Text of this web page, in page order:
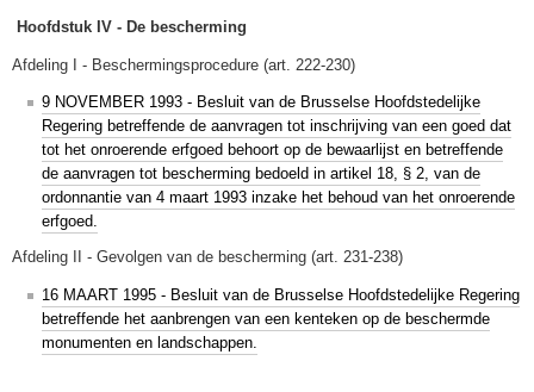
Hoofdstuk IV - De bescherming
Afdeling I - Beschermingsprocedure (art. 222-230)
9 NOVEMBER 1993 - Besluit van de Brusselse Hoofdstedelijke
Regering betreffende de aanvragen tot inschrijving van een goed dat
tot het onroerende erfgoed behoort op de bewaarlijst en betreffende
de aanvragen tot bescherming bedoeld in artikel 18, § 2, van de
ordonnantie van 4 maart 1993 inzake het behoud van het onroerende
erfgoed.
Afdeling II - Gevolgen van de bescherming (art. 231-238)
16 MAART 1995 - Besluit van de Brusselse Hoofdstedelijke Regering
betreffende het aanbrengen van een kenteken op de beschermde
monumenten en landschappen.